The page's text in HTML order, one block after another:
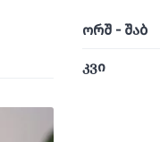
ორშ - შაბ
კვი